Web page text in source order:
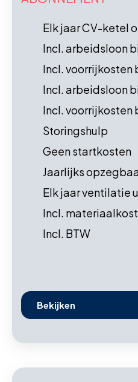
Elk jaar CV-ketel
Incl. arbeidsloon
Incl. voorrijkosten
Incl. arbeidsloon
Incl. voorrijkosten
Storingshulp
Geen startkosten
Jaarlijks
Elk jaar ventilatie
Incl.
Incl. BTW
Bekijken